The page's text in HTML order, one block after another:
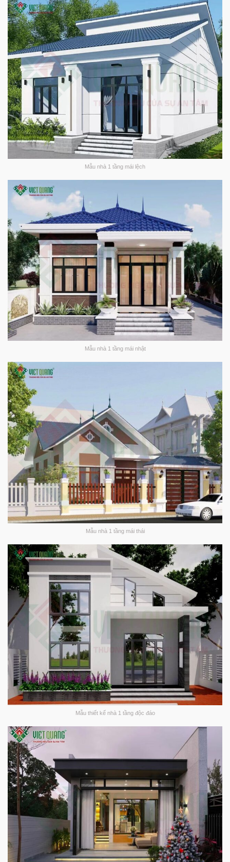
Mẫu nhà 1 tầng mái lệch
Mẫu nhà 1 tầng mái nhật
Mẫu nhà 1 tầng mái thái
Mẫu thiết kế nhà 1 tầng độc đáo